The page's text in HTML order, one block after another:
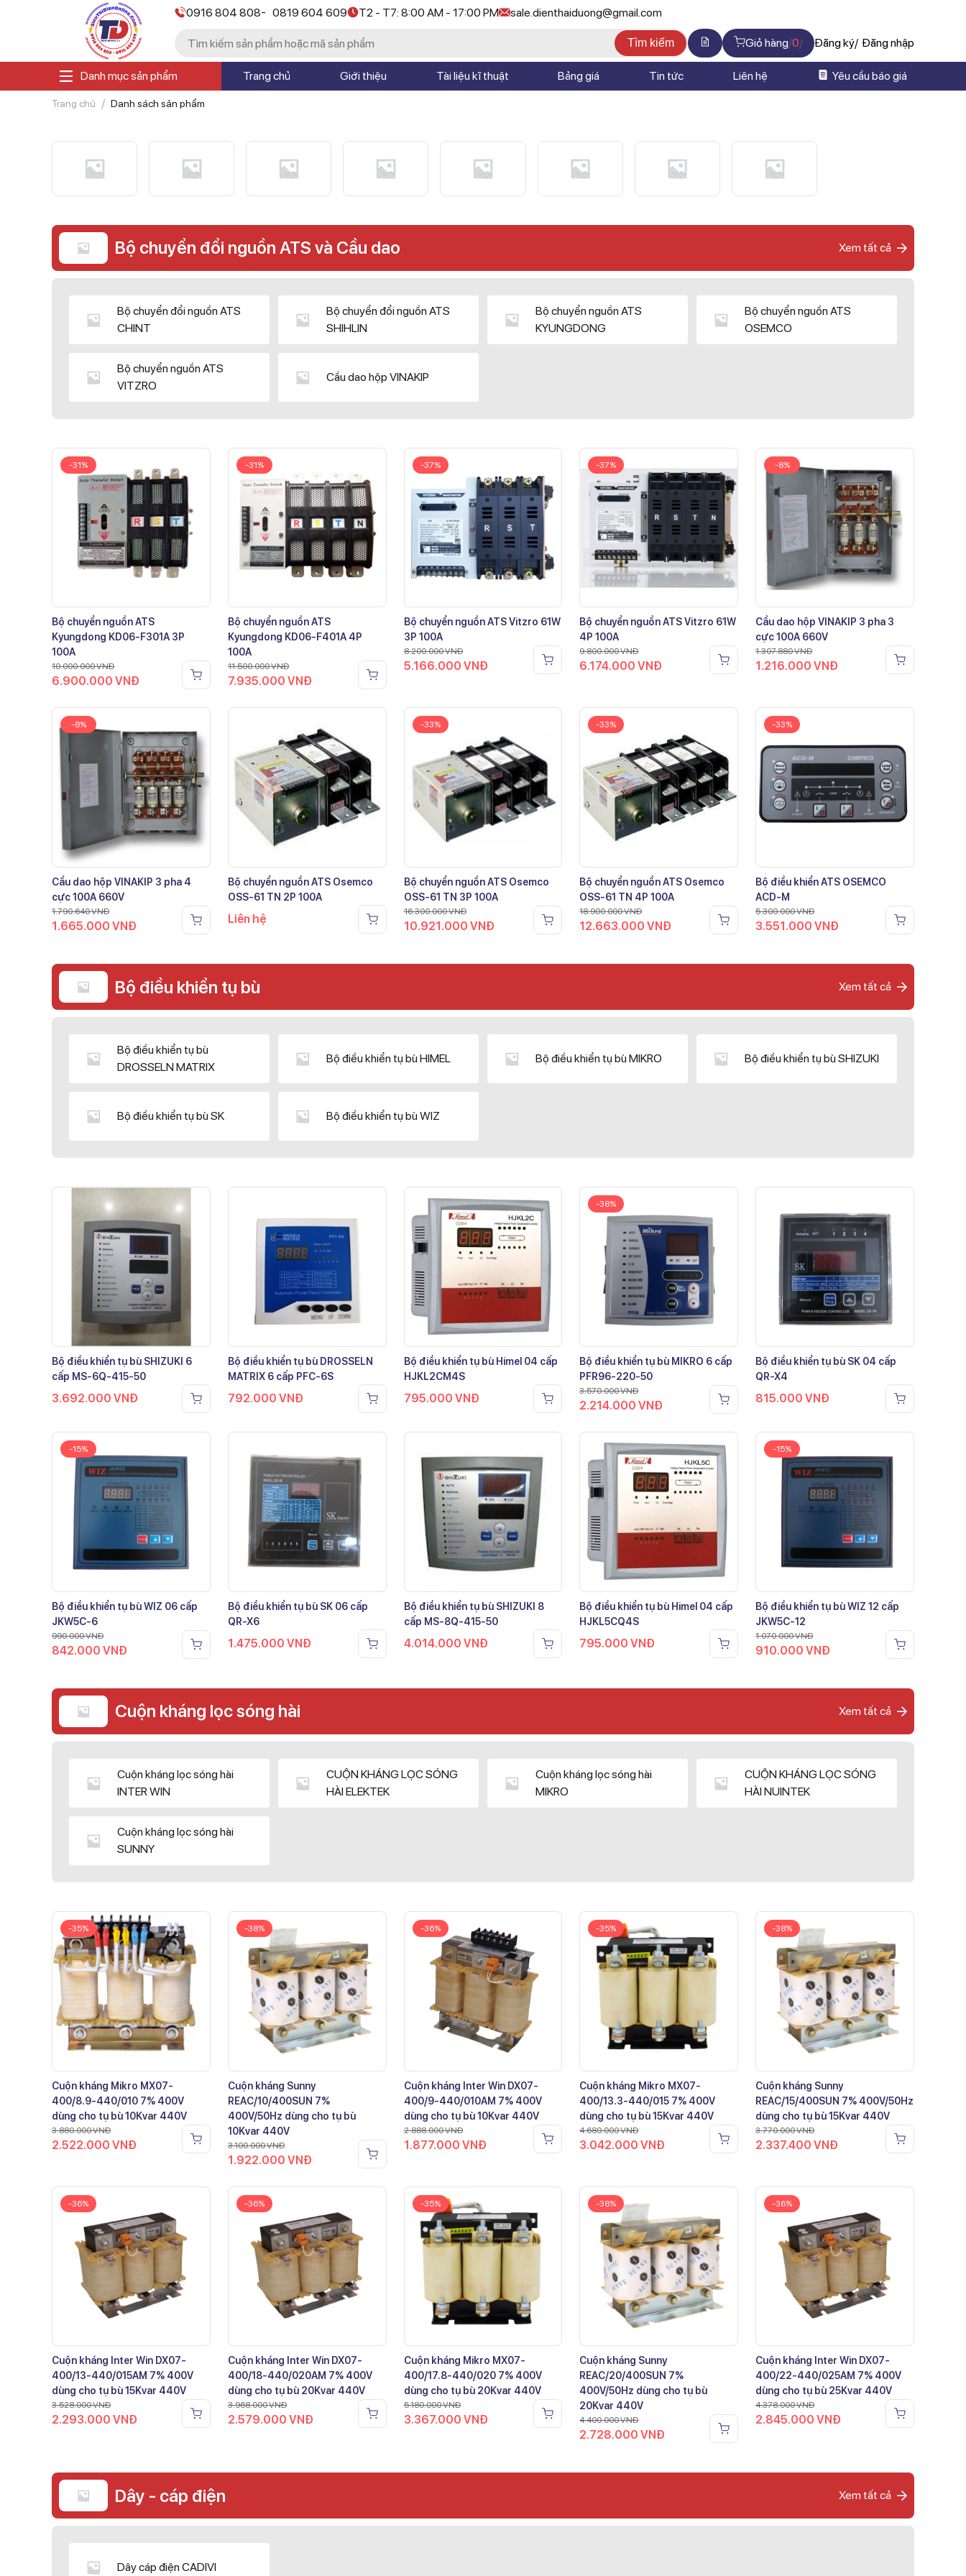
0916 804 808- 0819 604 609 T2 - T7: 8:00 AM - 17:00 PM sale.dienthaiduong@gmail.com
Tìm kiếm Giỏ hàng 0 Đăng ký Đăng nhập
Danh mục sản phẩm Trang chủ Giới thiệu Tài liệu kĩ thuật Bảng giá Tin tức Liên hệ Yêu cầu báo giá
Trang chủ Danh sách sản phẩm
Bộ chuyển đổi nguồn ATS và Cầu dao Xem tất cả
Bộ chuyển đổi nguồn ATS
CHINT
Bộ chuyển đổi nguồn ATS
SHIHLIN
Bộ chuyển nguồn ATS
KYUNGDONG
Bộ chuyển nguồn ATS
OSEMCO
Bộ chuyển nguồn ATS
VITZRO
Cầu dao hộp VINAKIP
-31%
Bộ chuyển nguồn ATS
Kyungdong KD06-F301A 3P
100A
10.000.000VNĐ
6.900.000 VNĐ
-31%
Bộ chuyển nguồn ATS
Kyungdong KD06-F401A 4P
100A
11.500.000VNĐ
7.935.000 VNĐ
-37%
Bộ chuyển nguồn ATS Vitzro 61W
3P 100A
8.200.000VNĐ
5.166.000 VNĐ
-37%
Bộ chuyển nguồn ATS Vitzro 61W
4P 100A
9.800.000VNĐ
6.174.000VNĐ
-8%
Cầu dao hộp VINAKIP 3 pha 3
cực 100A 660V
1.307.880VNĐ
1.216.000VNĐ
-8%
Cầu dao hộp VINAKIP 3 pha 4
cực 100A 660V
1.790.640VNĐ
1.665.000 VNĐ
Bộ chuyển nguồn ATS Osemco
OSS-61 TN 2P 100A
Liên hệ
-33%
Bộ chuyển nguồn ATS Osemco
OSS-61 TN 3P 100A
16.300.000VNĐ
10.921.000 VNĐ
-33%
Bộ chuyển nguồn ATS Osemco
OSS-61 TN 4P 100A
18.900.000VNĐ
12.663.000VNĐ
-33%
Bộ điều khiển ATS OSEMCO
ACD-M
5.300.000VNĐ
3.551.000VNĐ
Bộ điều khiển tụ bù Xem tất cả
Bộ điều khiển tụ bù
DROSSELN MATRIX
Bộ điều khiển tụ bù HIMEL Bộ điều khiển tụ bù MIKRO Bộ điều khiển tụ bù SHIZUKI
Bộ điều khiển tụ bù SK Bộ điều khiển tụ bù WIZ
Bộ điều khiển tụ bù SHIZUKI 6
cấp MS-6Q-415-50
3.692.000 VNĐ
Bộ điều khiển tụ bù DROSSELN
MATRIX 6 cấp PFC-6S
792.000 VNĐ
Bộ điều khiển tụ bù Himel 04 cấp
HJKL2CM4S
795.000 VNĐ
-38%
Bộ điều khiển tụ bù MIKRO 6 cấp
PFR96-220-50
3.570.000VNĐ
2.214.000VNĐ
Bộ điều khiển tụ bù SK 04 cấp
QR-X4
815.000VNĐ
-15%
Bộ điều khiển tụ bù WIZ 06 cấp
JKW5C-6
990.000VNĐ
842.000 VNĐ
Bộ điều khiển tụ bù SK 06 cấp
QR-X6
1.475.000 VNĐ
Bộ điều khiển tụ bù SHIZUKI 8
cấp MS-8Q-415-50
4.014.000 VNĐ
Bộ điều khiển tụ bù Himel 04 cấp
HJKL5CQ4S
795.000VNĐ
-15%
Bộ điều khiển tụ bù WIZ 12 cấp
JKW5C-12
1.070.000VNĐ
910.000VNĐ
Cuộn kháng lọc sóng hài Xem tất cả
Cuộn kháng lọc sóng hài
INTER WIN
CUỘN KHÁNG LỌC SÓNG
HÀI ELEKTEK
Cuộn kháng lọc sóng hài
MIKRO
CUỘN KHÁNG LỌC SÓNG
HÀI NUINTEK
Cuộn kháng lọc sóng hài
SUNNY
-35%
Cuộn kháng Mikro MX07-
400/8.9-440/010 7% 400V
dùng cho tụ bù 10Kvar 440V
3.880.000VNĐ
2.522.000 VNĐ
-38%
Cuộn kháng Sunny
REAC/10/400SUN 7%
400V/50Hz dùng cho tụ bù
10Kvar 440V
3.100.000VNĐ
1.922.000 VNĐ
-36%
Cuộn kháng Inter Win DX07-
400/9-440/010AM 7% 400V
dùng cho tụ bù 10Kvar 440V
2.888.000VNĐ
1.877.000 VNĐ
-35%
Cuộn kháng Mikro MX07-
400/13.3-440/015 7% 400V
dùng cho tụ bù 15Kvar 440V
4.680.000VNĐ
3.042.000VNĐ
-38%
Cuộn kháng Sunny
REAC/15/400SUN 7% 400V/50Hz
dùng cho tụ bù 15Kvar 440V
3.770.000VNĐ
2.337.400VNĐ
-36%
Cuộn kháng Inter Win DX07-
400/13-440/015AM 7% 400V
dùng cho tụ bù 15Kvar 440V
3.528.000VNĐ
2.293.000 VNĐ
-36%
Cuộn kháng Inter Win DX07-
400/18-440/020AM 7% 400V
dùng cho tụ bù 20Kvar 440V
3.968.000VNĐ
2.579.000 VNĐ
-35%
Cuộn kháng Mikro MX07-
400/17.8-440/020 7% 400V
dùng cho tụ bù 20Kvar 440V
5.180.000VNĐ
3.367.000 VNĐ
-38%
Cuộn kháng Sunny
REAC/20/400SUN 7%
400V/50Hz dùng cho tụ bù
20Kvar 440V
4.400.000VNĐ
2.728.000VNĐ
-36%
Cuộn kháng Inter Win DX07-
400/22-440/025AM 7% 400V
dùng cho tụ bù 25Kvar 440V
4.378.000VNĐ
2.845.000VNĐ
Dây - cáp điện Xem tất cả
Dây cáp điện CADIVI